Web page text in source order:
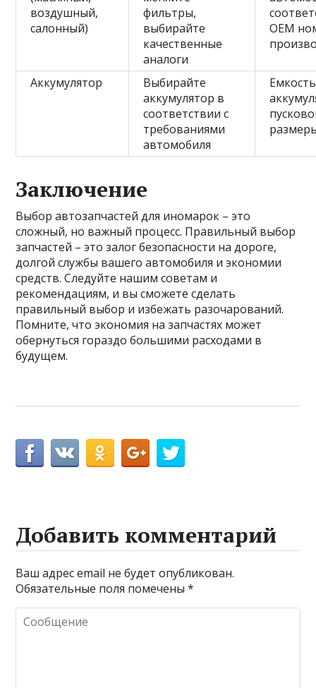
воздушный,
салонный)
фильтры,
выбирайте
качественные
аналоги
OEM
Аккумулятор
Выбирайте
аккумулятор в
соответствии с
требованиями
автомобиля
Емкость
Заключение
Выбор автозапчастей для иномарок – это
сложный, но важный процесс. Правильный выбор
запчастей – это залог безопасности на дороге,
долгой службы вашего автомобиля и экономии
средств. Следуйте нашим советам и
рекомендациям, и вы сможете сделать
правильный выбор и избежать разочарований.
Помните, что экономия на запчастях может
обернуться гораздо большими расходами в
будущем.
Добавить комментарий
Ваш адрес email не будет опубликован.
Обязательные поля помечены*